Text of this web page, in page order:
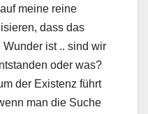
meine reine
dass das
ist .. sind wir
oder was?
der Existenz führt
man die Suche